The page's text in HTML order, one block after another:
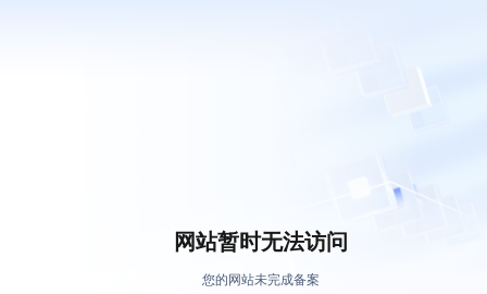
网站暂时无法访问
您的网站未完成备案